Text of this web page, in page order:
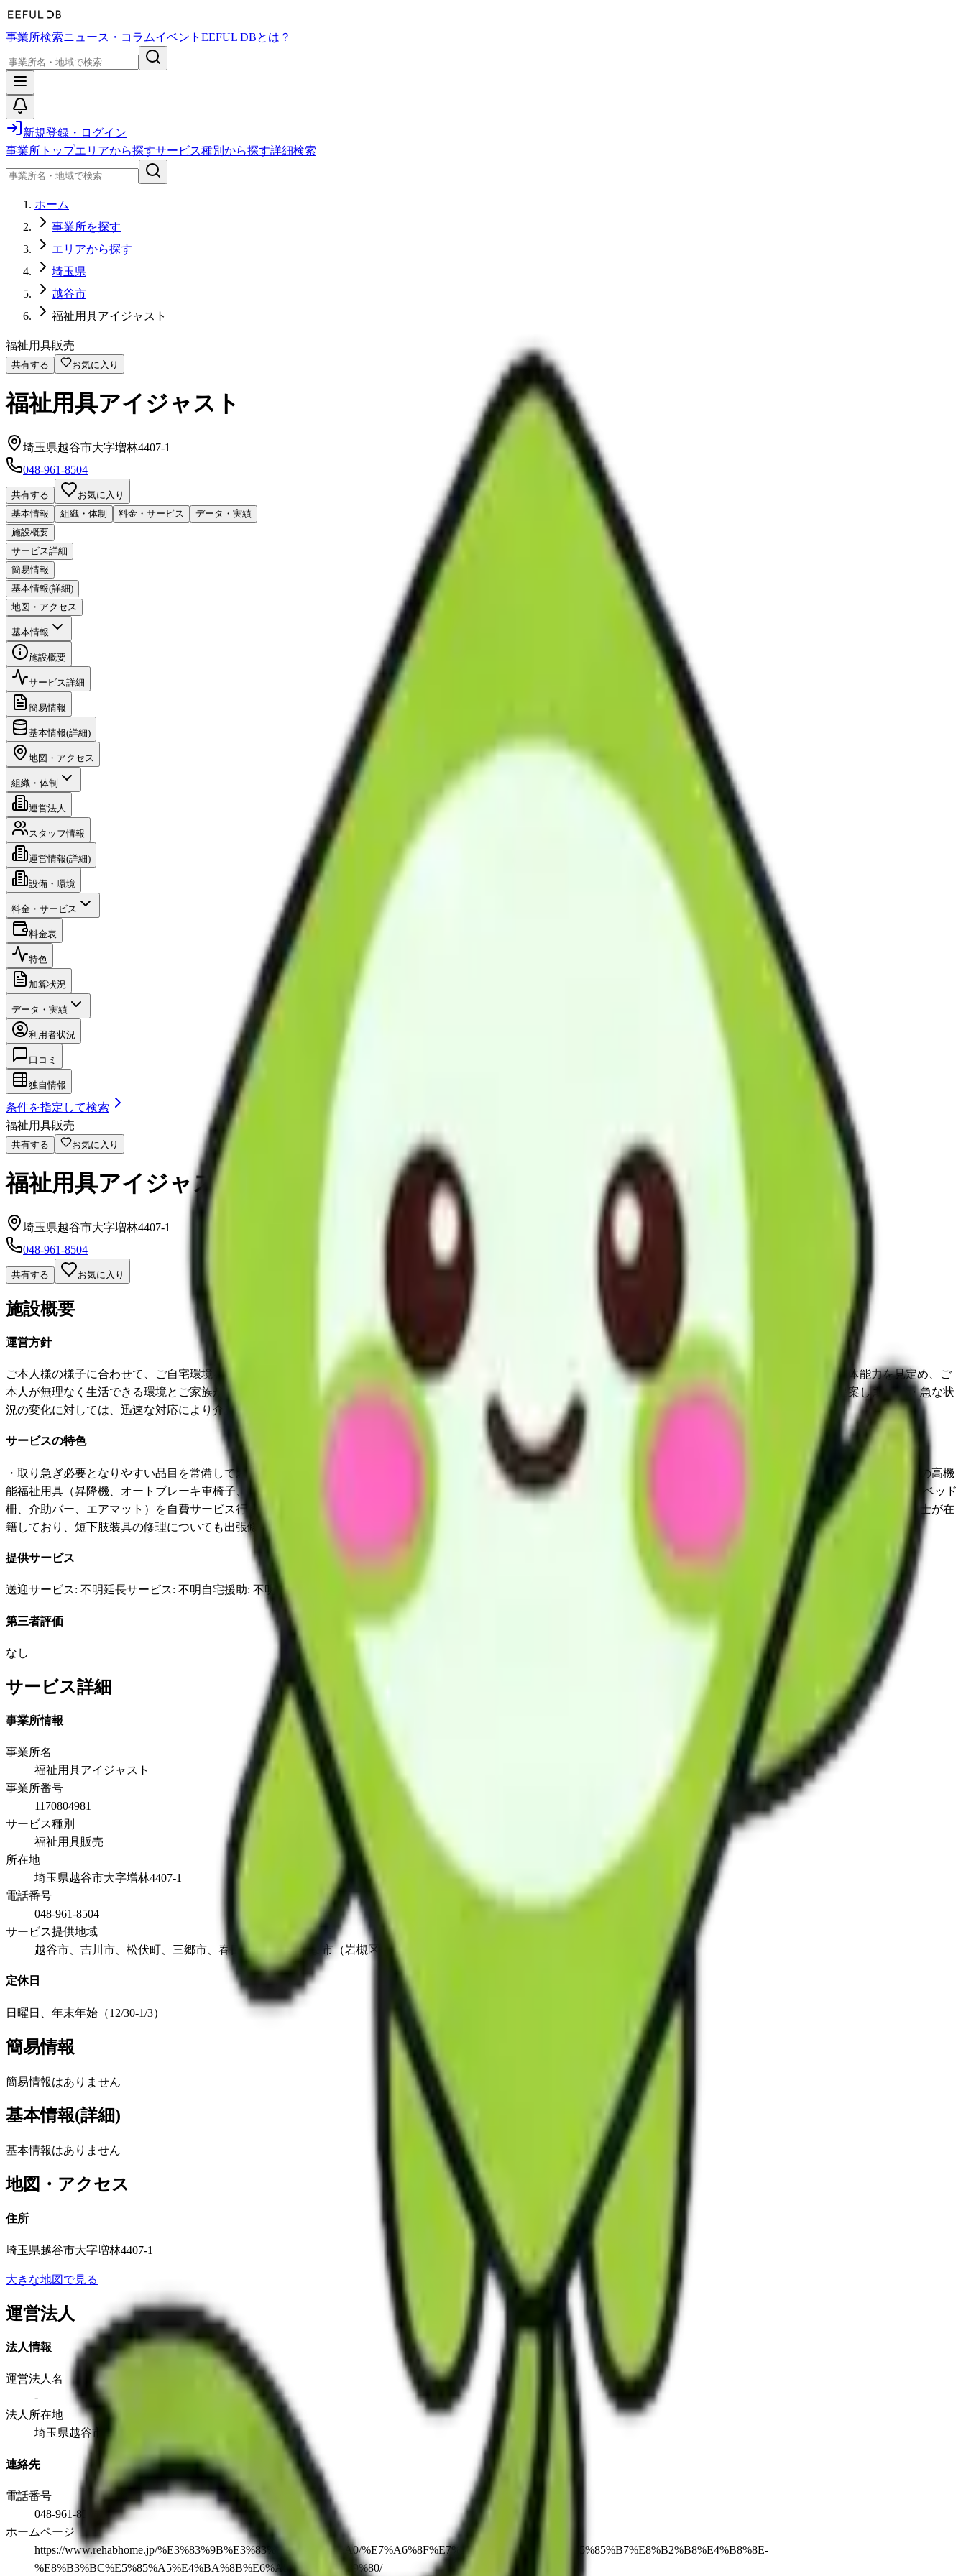
事業所検索ニュース・コラムイベント EEFUL DBとは？
新規登録・ログイン
事業所トップエリアから探すサービス種別から探す詳細検索
ホーム
事業所を探す
エリアから探す
埼玉県
越谷市
福祉用具アイジャスト
福祉用具販売
共有する お気に入り
福祉用具アイジャスト
埼玉県越谷市大字増林4407-1
048-961-8504
共有する
お気に入り
基本情報
組織・体制 料金・サービス
データ・実績
施設概要
サービス詳細
簡易情報
基本情報(詳細)
地図・アクセス
基本情報
施設概要
サービス詳細
簡易情報
基本情報(詳細)
地図・アクセス
組織・体制
運営法人
スタッフ情報
運営情報(詳細)
設備・環境
料金・サービス
料金表
特色
加算状況
データ・実績
利用者状況
口コミ
独自情報
条件を指定して検索
福祉用具販売
共有する お気に入り
福祉用具アイジャスト
埼玉県越谷市大字増林4407-1
048-961-8504
共有する お気に入り
施設概要
運営方針
ご本人様の様子に合わせて、ご自宅環境を福祉用具や住宅改修にて整備・適合させ、ご本人様およびご家族様が無理なく生活できるよう支援します。 ・ご本人の身体能力を見定め、ご
本人が無理なく生活できる環境とご家族が介護しやすい環境を整えます。 ・福祉用具の活用とともに住宅改修など多様な選択肢の中から状態の変化に応じて、ご提案します。 ・急な状
況の変化に対しては、迅速な対応により介護を無理しなくてもいいように支援します。
サービスの特色
・取り急ぎ必要となりやすい品目を常備しており、お持ちすることができます。 ・介護保険適用購入品を短期間利用（デモ）することができます。 ・事務所展示スペースで一部の高機
能福祉用具（昇降機、オートブレーキ車椅子、新型手すり、マルチポジションベッド等）を体験できます。 ・要介護1以下の認定者を対象にベッドとベッド付属品（マットレス、ベッド
柵、介助バー、エアマット）を自費サービス行っています。 ・特定医療機器管理者が在籍し、吸引器やネブライザーなどの医療機器の自費レンタルも行っています。 ・義肢装具士が在
籍しており、短下肢装具の修理についても出張修理を承ることができます。
提供サービス
送迎サービス: 不明延長サービス: 不明 自宅援助: 不明 ✓
第三者評価
なし
サービス詳細
事業所情報
事業所名
福祉用具アイジャスト
事業所番号
1170804981
サービス種別
福祉用具販売
所在地
埼玉県越谷市大字増林4407-1
電話番号
048-961-8504
サービス提供地域
越谷市、吉川市、松伏町、三郷市、春日部市、さいたま市（岩槻区・見沼区）
定休日
日曜日、年末年始（12/30-1/3）
簡易情報
簡易情報はありません
基本情報(詳細)
基本情報はありません
地図・アクセス
住所
埼玉県越谷市大字増林4407-1
大きな地図で見る
運営法人
法人情報
運営法人名
-
法人所在地
埼玉県越谷市大字増林4407-1
連絡先
電話番号
048-961-8504
ホームページ
https://www.rehabhome.jp/%E3%83%9B%E3%83%BC%E3%83%A0/%E7%A6%8F%E7%A5%89%E7%94%A8%E5%85%B7%E8%B2%B8%E4%B8%8E-
%E8%B3%BC%E5%85%A5%E4%BA%8B%E6%A5%AD%E6%89%80/